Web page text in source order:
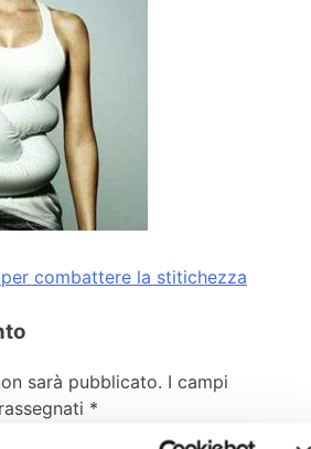
combattere la stitichezza
sarà pubblicato. I campi
*